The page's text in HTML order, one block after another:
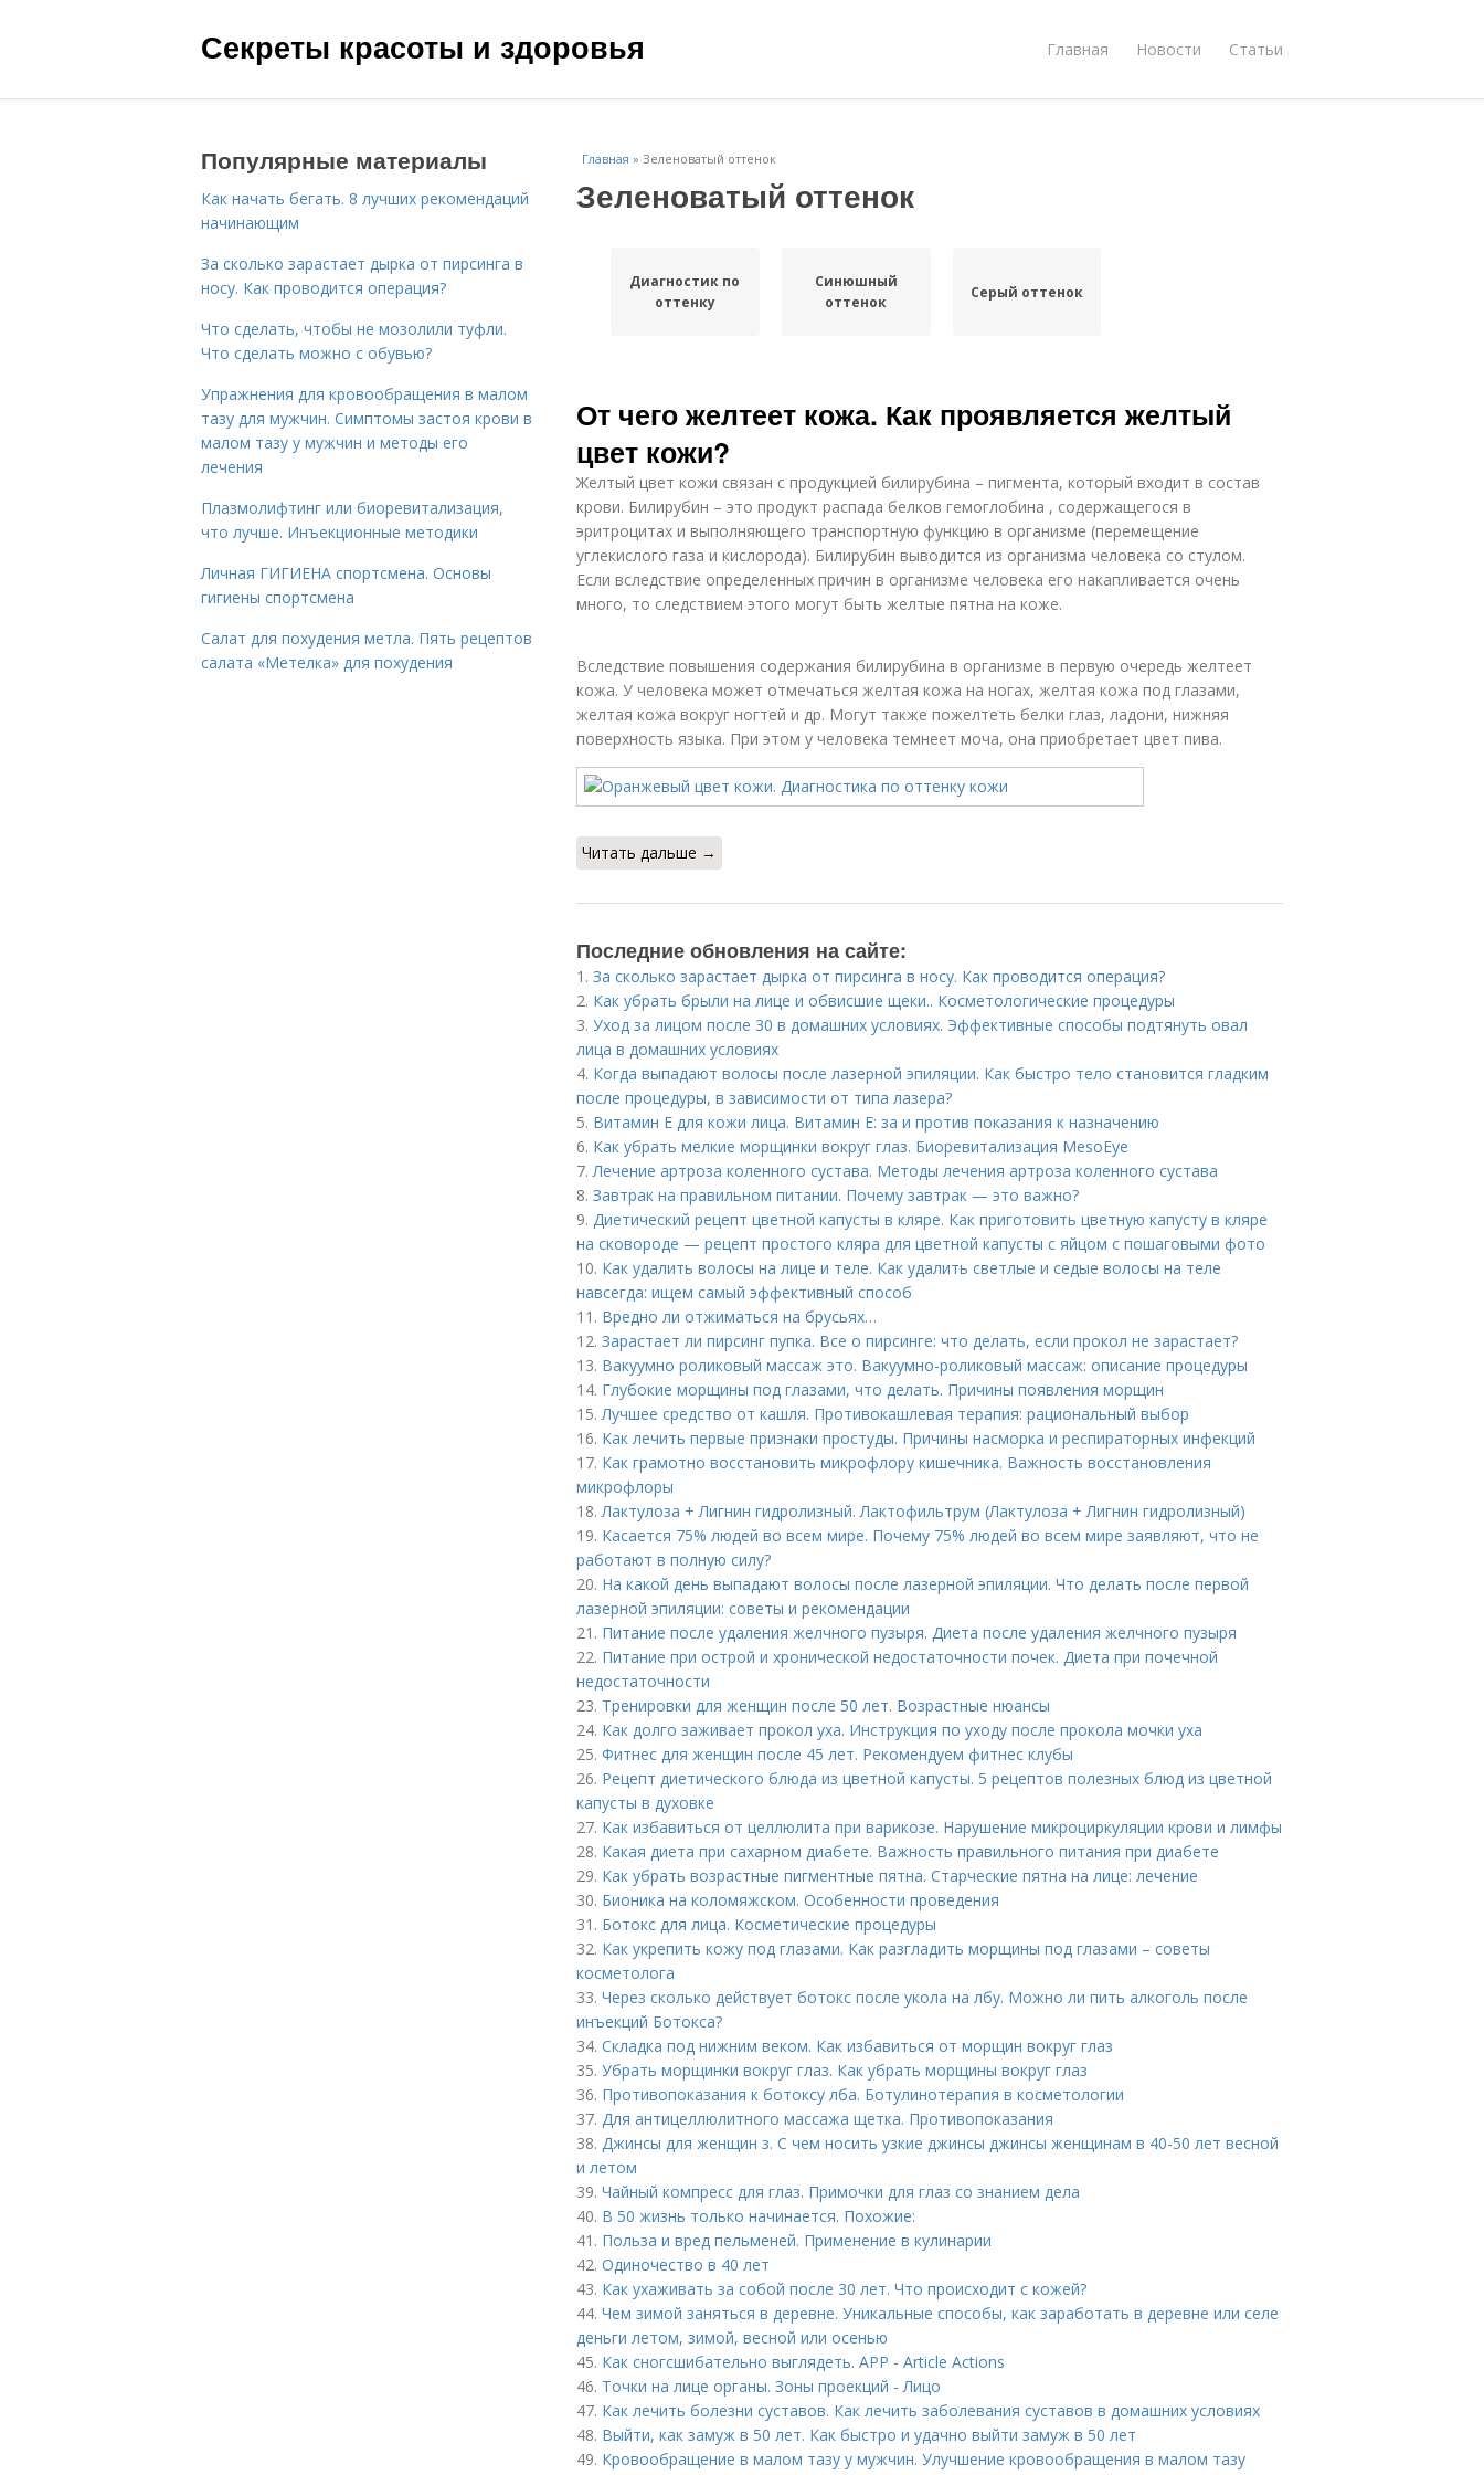
Секреты красоты и здоровья Главная Новости Статьи
Главная » Зеленоватый оттенок
Зеленоватый оттенок
Диагностик по
оттенку
Синюшный
оттенок
Серый оттенок
От чего желтеет кожа. Как проявляется желтый
цвет кожи?
Желтый цвет кожи связан с продукцией билирубина – пигмента, который входит в состав
крови. Билирубин – это продукт распада белков гемоглобина , содержащегося в
эритроцитах и выполняющего транспортную функцию в организме (перемещение
углекислого газа и кислорода). Билирубин выводится из организма человека со стулом.
Если вследствие определенных причин в организме человека его накапливается очень
много, то следствием этого могут быть желтые пятна на коже.
Вследствие повышения содержания билирубина в организме в первую очередь желтеет
кожа. У человека может отмечаться желтая кожа на ногах, желтая кожа под глазами,
желтая кожа вокруг ногтей и др. Могут также пожелтеть белки глаз, ладони, нижняя
поверхность языка. При этом у человека темнеет моча, она приобретает цвет пива.
Читать дальше →
Последние обновления на сайте:
1. За сколько зарастает дырка от пирсинга в носу. Как проводится операция?
2. Как убрать брыли на лице и обвисшие щеки.. Косметологические процедуры
3. Уход за лицом после 30 в домашних условиях. Эффективные способы подтянуть овал
лица в домашних условиях
4. Когда выпадают волосы после лазерной эпиляции. Как быстро тело становится гладким
после процедуры, в зависимости от типа лазера?
5. Витамин E для кожи лица. Витамин Е: за и против показания к назначению
6. Как убрать мелкие морщинки вокруг глаз. Биоревитализация MesoEye
7.Лечение артроза коленного сустава. Методы лечения артроза коленного сустава
8. Завтрак на правильном питании. Почему завтрак — это важно?
9. Диетический рецепт цветной капусты в кляре. Как приготовить цветную капусту в кляре
на сковороде — рецепт простого кляра для цветной капусты с яйцом с пошаговыми фото
10. Как удалить волосы на лице и теле. Как удалить светлые и седые волосы на теле
навсегда: ищем самый эффективный способ
11. Вредно ли отжиматься на брусьях…
12. Зарастает ли пирсинг пупка. Все о пирсинге: что делать, если прокол не зарастает?
13. Вакуумно роликовый массаж это. Вакуумно-роликовый массаж: описание процедуры
14. Глубокие морщины под глазами, что делать. Причины появления морщин
15.Лучшее средство от кашля. Противокашлевая терапия: рациональный выбор
16. Как лечить первые признаки простуды. Причины насморка и респираторных инфекций
17. Как грамотно восстановить микрофлору кишечника. Важность восстановления
микрофлоры
18.Лактулоза + Лигнин гидролизный. Лактофильтрум (Лактулоза + Лигнин гидролизный)
19. Касается 75% людей во всем мире. Почему 75% людей во всем мире заявляют, что не
работают в полную силу?
20. На какой день выпадают волосы после лазерной эпиляции. Что делать после первой
лазерной эпиляции: советы и рекомендации
21. Питание после удаления желчного пузыря. Диета после удаления желчного пузыря
22. Питание при острой и хронической недостаточности почек. Диета при почечной
недостаточности
23. Тренировки для женщин после 50 лет. Возрастные нюансы
24. Как долго заживает прокол уха. Инструкция по уходу после прокола мочки уха
25. Фитнес для женщин после 45 лет. Рекомендуем фитнес клубы
26. Рецепт диетического блюда из цветной капусты. 5 рецептов полезных блюд из цветной
капусты в духовке
27. Как избавиться от целлюлита при варикозе. Нарушение микроциркуляции крови и лимфы
28. Какая диета при сахарном диабете. Важность правильного питания при диабете
29. Как убрать возрастные пигментные пятна. Старческие пятна на лице: лечение
30. Бионика на коломяжском. Особенности проведения
31. Ботокс для лица. Косметические процедуры
32. Как укрепить кожу под глазами. Как разгладить морщины под глазами – советы
косметолога
33. Через сколько действует ботокс после укола на лбу. Можно ли пить алкоголь после
инъекций Ботокса?
34. Складка под нижним веком. Как избавиться от морщин вокруг глаз
35. Убрать морщинки вокруг глаз. Как убрать морщины вокруг глаз
36. Противопоказания к ботоксу лба. Ботулинотерапия в косметологии
37. Для антицеллюлитного массажа щетка. Противопоказания
38. Джинсы для женщин з. С чем носить узкие джинсы джинсы женщинам в 40-50 лет весной
и летом
39. Чайный компресс для глаз. Примочки для глаз со знанием дела
40. В 50 жизнь только начинается. Похожие:
41. Польза и вред пельменей. Применение в кулинарии
42. Одиночество в 40 лет
43. Как ухаживать за собой после 30 лет. Что происходит с кожей?
44. Чем зимой заняться в деревне. Уникальные способы, как заработать в деревне или селе
деньги летом, зимой, весной или осенью
45. Как сногсшибательно выглядеть. APP - Article Actions
46. Точки на лице органы. Зоны проекций - Лицо
47. Как лечить болезни суставов. Как лечить заболевания суставов в домашних условиях
48. Выйти, как замуж в 50 лет. Как быстро и удачно выйти замуж в 50 лет
49. Кровообращение в малом тазу у мужчин. Улучшение кровообращения в малом тазу
Популярные материалы
Как начать бегать. 8 лучших рекомендаций
начинающим
За сколько зарастает дырка от пирсинга в
носу. Как проводится операция?
Что сделать, чтобы не мозолили туфли.
Что сделать можно с обувью?
Упражнения для кровообращения в малом
тазу для мужчин. Симптомы застоя крови в
малом тазу у мужчин и методы его
лечения
Плазмолифтинг или биоревитализация,
что лучше. Инъекционные методики
Личная ГИГИЕНА спортсмена. Основы
гигиены спортсмена
Салат для похудения метла. Пять рецептов
салата «Метелка» для похудения